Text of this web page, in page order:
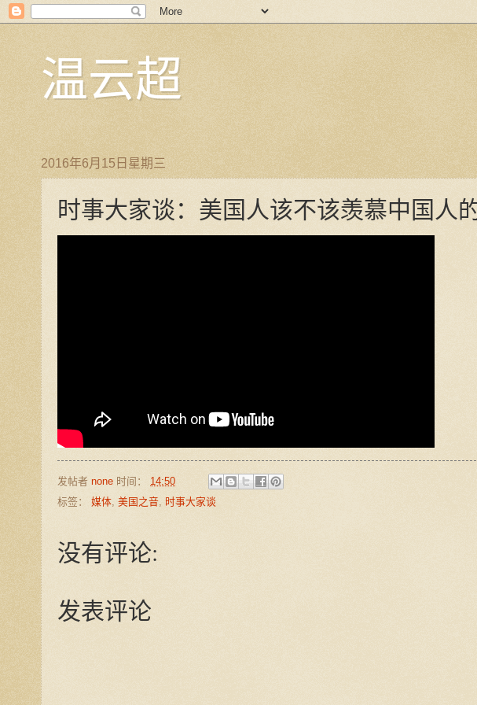
温云超
2016年6月15日星期三
时事大家谈：美国人该不该羡慕中国人
发帖者 none 时间： 14:50
标签： 媒体, 美国之音, 时事大家谈
没有评论:
发表评论